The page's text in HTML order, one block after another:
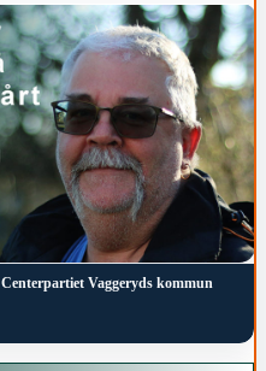
Centerpartiet Vaggeryds kommun